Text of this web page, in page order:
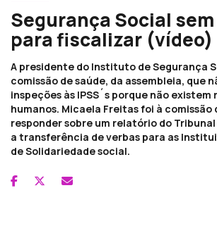
Segurança Social
para fiscalizar (vídeo)
A presidente do Instituto de Segurança
comissão de saúde, da assembleia, que
inspeções às IPSS´s porque não existem
humanos. Micaela Freitas foi à comissão
responder sobre um relatório do
a transferência de verbas para as
de Solidariedade social.